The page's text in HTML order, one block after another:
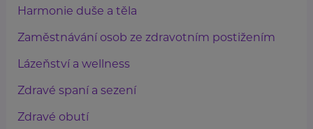
Harmonie duše a těla
Zaměstnávání osob ze zdravotním postižením
Lázeňství a wellness
Zdravé spaní a sezení
Zdravé obutí